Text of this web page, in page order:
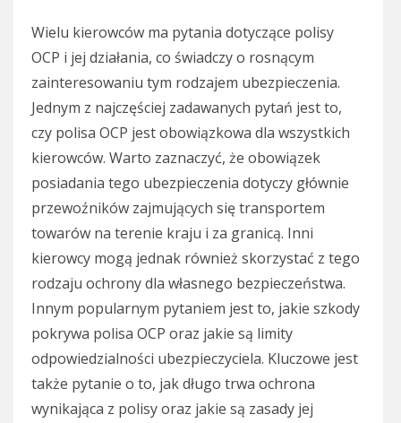
Wielu kierowców ma pytania dotyczące polisy
OCP i jej działania, co świadczy o rosnącym
zainteresowaniu tym rodzajem ubezpieczenia.
Jednym z najczęściej zadawanych pytań jest to,
czy polisa OCP jest obowiązkowa dla wszystkich
kierowców. Warto zaznaczyć, że obowiązek
posiadania tego ubezpieczenia dotyczy głównie
przewoźników zajmujących się transportem
towarów na terenie kraju i za granicą. Inni
kierowcy mogą jednak również skorzystać z tego
rodzaju ochrony dla własnego bezpieczeństwa.
Innym popularnym pytaniem jest to, jakie szkody
pokrywa polisa OCP oraz jakie są limity
odpowiedzialności ubezpieczyciela. Kluczowe jest
także pytanie o to, jak długo trwa ochrona
wynikająca z polisy oraz jakie są zasady jej